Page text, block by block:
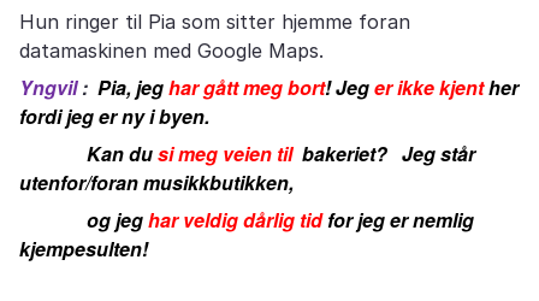
Hun ringer til Pia som sitter hjemme foran
datamaskinen med Google Maps.
Yngvil: Pia, jeghar gått meg bort! Jeger ikke kjenther
fordi jeg er ny i byen.
Kan dusi meg veien til bakeriet? Jeg står
utenfor/foran musikkbutikken,
og jeghar veldig dårlig tidfor jeg er nemlig
kjempesulten!